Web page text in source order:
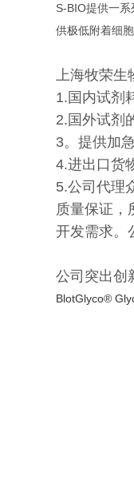
S-BIO提供一
供极低附着细
上海牧荣
1.国内试剂
2.国外试剂
3。提供加
4.进出口货
5.公司代理
质量保证，
开发需求。
公司突出创
BlotGlyco®